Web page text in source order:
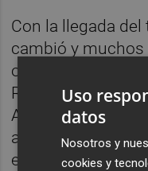
Con la llegada
cambió y muchos
oportunidades en
Riera, propietario
Alfredo, recuerda
años. La isla se
especialmente en
Uso
datos
Nosotros y
cookies y